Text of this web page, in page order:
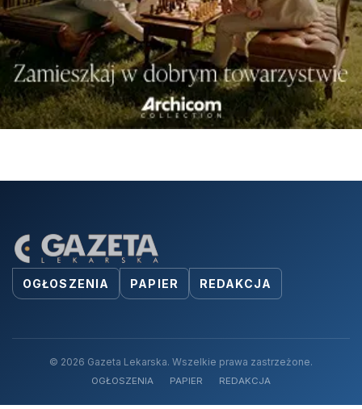
OGŁOSZENIA PAPIER REDAKCJA
© 2026 Gazeta Lekarska. Wszelkie prawa zastrzeżone.
OGŁOSZENIA PAPIER REDAKCJA